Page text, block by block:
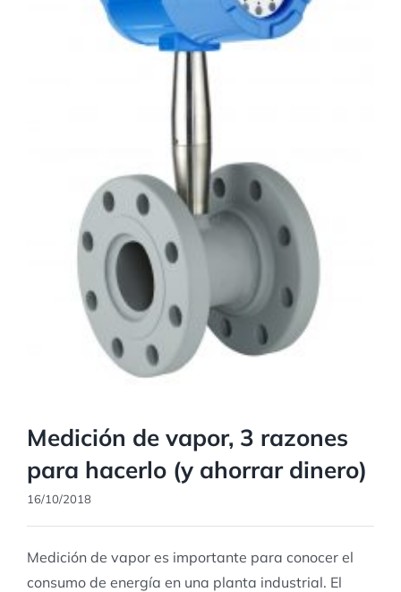
Medición de vapor, 3 razones
para hacerlo (y ahorrar dinero)
16/10/2018
Medición de vapor es importante para conocer el
consumo de energía en una planta industrial. El